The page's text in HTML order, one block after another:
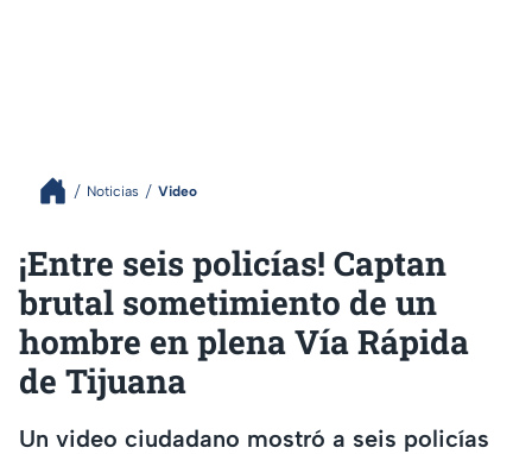
Noticias Video
¡Entre seis policías! Captan
brutal sometimiento de un
hombre en plena Vía Rápida
de Tijuana
Un video ciudadano mostró a seis policías